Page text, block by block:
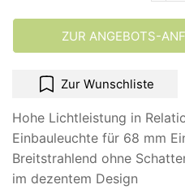
ZUR ANGEBOTS-
Zur Wunschliste
Hohe Lichtleistung in
Einbauleuchte für 68 mm
Breitstrahlend ohne
im dezentem Design